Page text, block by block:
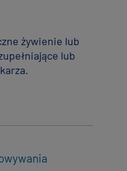
żywienie lub
lub